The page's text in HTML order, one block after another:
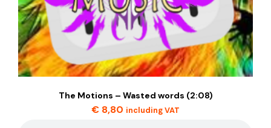
The Motions – Wasted words (2:08)
€ 8,80 including VAT